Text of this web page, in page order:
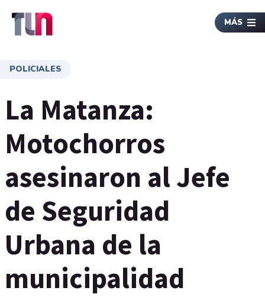
MÁS
POLICIALES
La Matanza:
Motochorros
asesinaron al Jefe
de Seguridad
Urbana de la
municipalidad